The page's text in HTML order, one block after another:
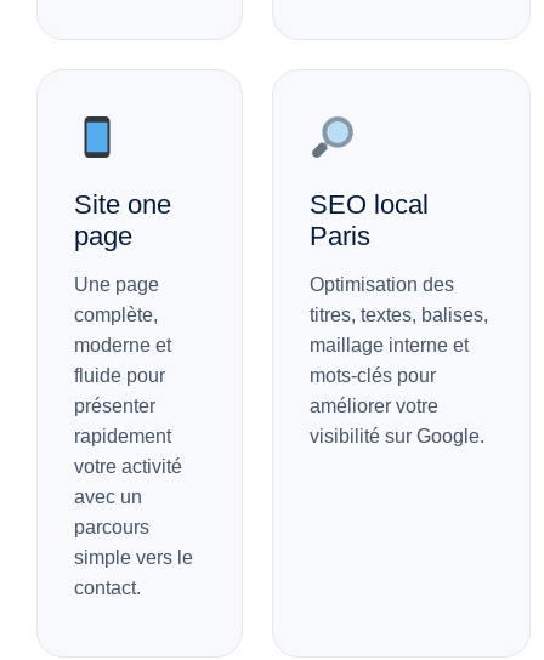
Site one
page
Une page
complète,
moderne et
fluide pour
présenter
rapidement
votre activité
avec un
parcours
simple vers le
contact.
SEO local
Paris
Optimisation des
titres, textes, balises,
maillage interne et
mots-clés pour
améliorer votre
visibilité sur Google.